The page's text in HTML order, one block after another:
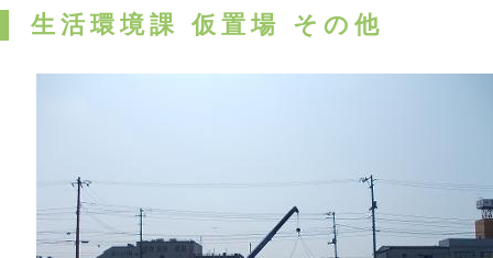
生活環境課 仮置場 その他